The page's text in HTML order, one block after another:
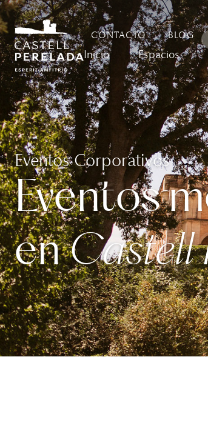
contenido
CONTACTO BLOG
Inicio Espacios
Eventos Corporativos
Eventos
enCastell